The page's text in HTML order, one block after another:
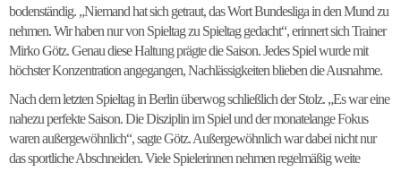
bodenständig. „Niemand hat sich getraut, das Wort Bundesliga in den Mund zu
nehmen. Wir haben nur von Spieltag zu Spieltag gedacht“, erinnert sich Trainer
Mirko Götz. Genau diese Haltung prägte die Saison. Jedes Spiel wurde mit
höchster Konzentration angegangen, Nachlässigkeiten blieben die Ausnahme.
Nach dem letzten Spieltag in Berlin überwog schließlich der Stolz. „Es war eine
nahezu perfekte Saison. Die Disziplin im Spiel und der monatelange Fokus
waren außergewöhnlich“, sagte Götz. Außergewöhnlich war dabei nicht nur
das sportliche Abschneiden. Viele Spielerinnen nehmen regelmäßig weite